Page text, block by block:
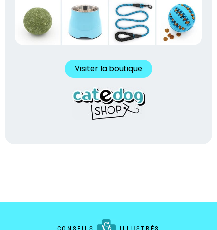
Visiter la boutique
CONSEILS ILLUSTRÉS